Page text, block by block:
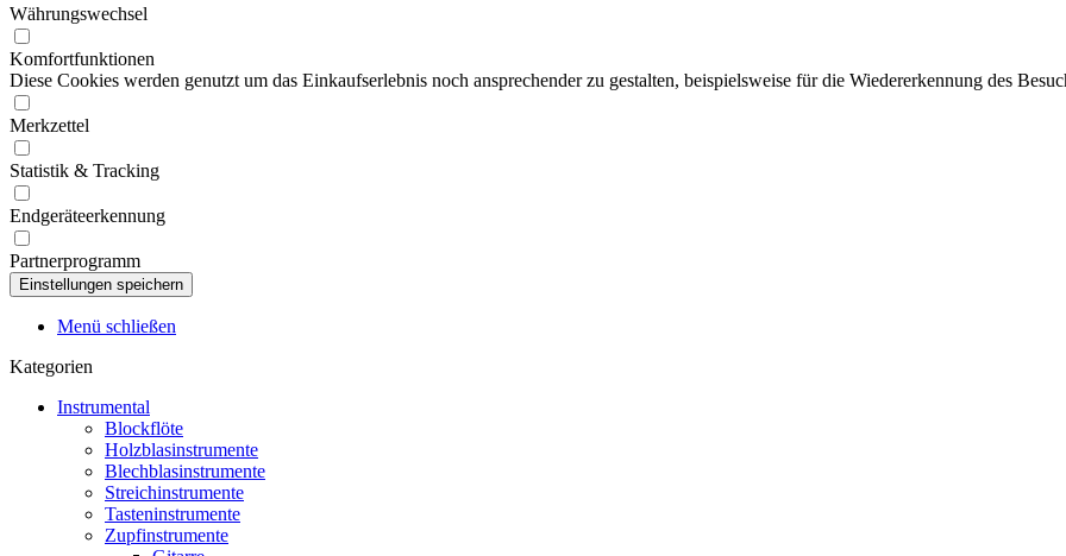
Währungswechsel
Komfortfunktionen
Diese Cookies werden genutzt um das Einkaufserlebnis noch ansprechender zu gestalten, beispielsweise für die Wiedererkennung des
Merkzettel
Statistik & Tracking
Endgeräteerkennung
Partnerprogramm
Menü schließen
Kategorien
Instrumental
Blockflöte
Holzblasinstrumente
Blechblasinstrumente
Streichinstrumente
Tasteninstrumente
Zupfinstrumente